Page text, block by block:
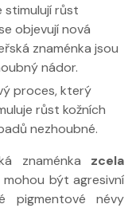
stimulují růst
objevují nová
znaménka jsou
nádor.
proces, který
růst kožních
nezhoubné.
znaménka zcela
být agresivní
pigmentové névy